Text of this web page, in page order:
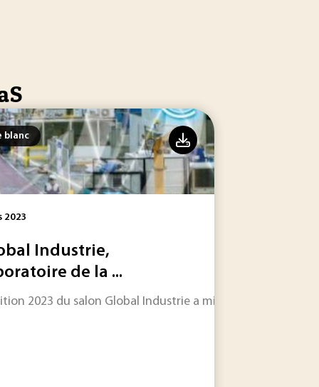
inspirantes pour développer de nouvelles
blanc
2023
Industrie,
de la ...
2023 du salon Global Industrie a mis en avant les